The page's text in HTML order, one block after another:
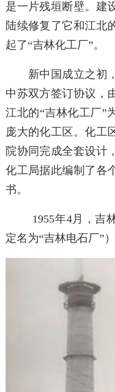
是一片残垣断壁。建
陆续修复了它和江北
起了“吉林化工厂”。
新中国成立之初，
中苏双方签订协议，
江北的“吉林化工厂”
庞大的化工区。化工
院协同完成全套设计
化工局据此编制了各
书。
1955年4月，吉林
定名为“吉林电石厂”